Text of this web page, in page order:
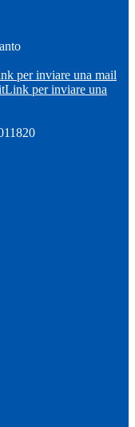
per inviare una mail
Link per inviare una